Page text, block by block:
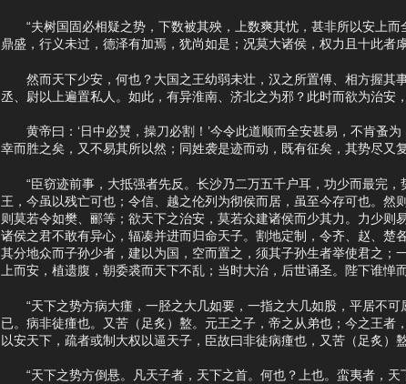
“夫树国固必相疑之势，下数被其殃，上数爽其忧，甚非所以安上而
鼎盛，行义未过，德泽有加焉，犹尚如是；况莫大诸侯，权力且十此者虖
然而天下少安，何也？大国之王幼弱未壮，汉之所置傅、相方握其
丞、尉以上遍置私人。如此，有异淮南、济北之为邪？此时而欲为治安
黄帝曰：‘日中必熭，操刀必割！’今令此道顺而全安甚易，不肯蚤
幸而胜之矣，又不易其所以然；同姓袭是迹而动，既有征矣，其势尽又
“臣窃迹前事，大抵强者先反。长沙乃二万五千户耳，功少而最完，
王，今虽以残亡可也；令信、越之伦列为彻侯而居，虽至今存可也。然
则莫若令如樊、郦等；欲天下之治安，莫若众建诸侯而少其力。力少则
诸侯之君不敢有异心，辐凑并进而归命天子。割地定制，令齐、赵、楚
其分地众而子孙少者，建以为国，空而置之，须其子孙生者举使君之
上而安，植遗腹，朝委裘而天下不乱；当时大治，后世诵圣。陛下谁惮
“天下之势方病大瘇，一胫之大几如要，一指之大几如股，平居不可
已。病非徒瘇也。又苦（足炙）盭。元王之子，帝之从弟也；今之王
以安天下，疏者或制大权以逼天子，臣故曰非徒病瘇也，又苦（足炙）
“天下之势方倒悬。凡天子者，天下之首。何也？上也。蛮夷者，天